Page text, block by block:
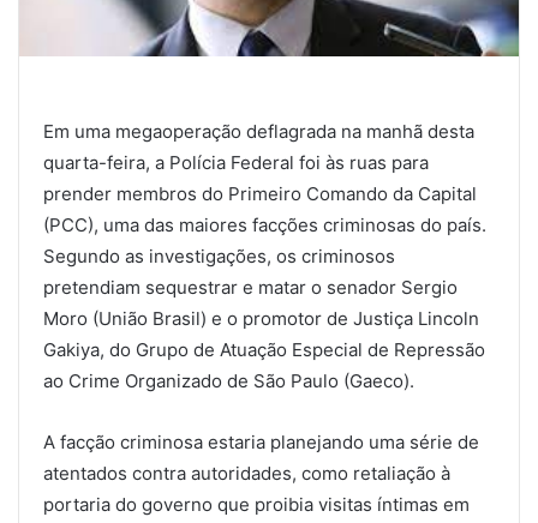
Em uma megaoperação deflagrada na manhã desta
quarta-feira, a Polícia Federal foi às ruas para
prender membros do Primeiro Comando da Capital
(PCC), uma das maiores facções criminosas do país.
Segundo as investigações, os criminosos
pretendiam sequestrar e matar o senador Sergio
Moro (União Brasil) e o promotor de Justiça Lincoln
Gakiya, do Grupo de Atuação Especial de Repressão
ao Crime Organizado de São Paulo (Gaeco).
A facção criminosa estaria planejando uma série de
atentados contra autoridades, como retaliação à
portaria do governo que proibia visitas íntimas em